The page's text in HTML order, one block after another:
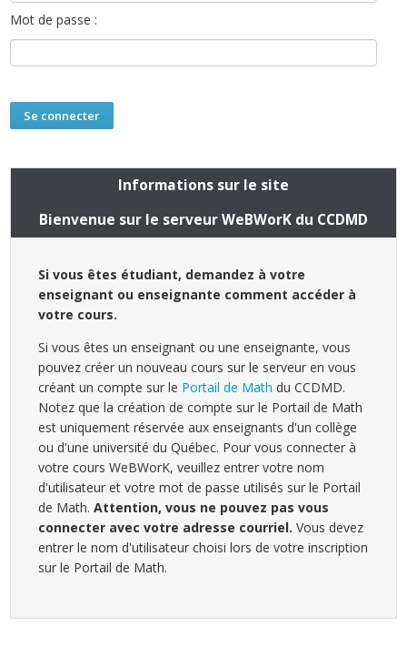
Mot de passe :
Informations sur le site
Bienvenue sur le serveur WeBWorK du CCDMD
Si vous êtes étudiant, demandez à votre
enseignant ou enseignante comment accéder à
votre cours.
Si vous êtes un enseignant ou une enseignante, vous
pouvez créer un nouveau cours sur le serveur en vous
créant un compte sur le Portail de Math du CCDMD.
Notez que la création de compte sur le Portail de Math
est uniquement réservée aux enseignants d'un collège
ou d'une université du Québec. Pour vous connecter à
votre cours WeBWorK, veuillez entrer votre nom
d'utilisateur et votre mot de passe utilisés sur le Portail
de Math.Attention, vous ne pouvez pas vous
connecter avec votre adresse courriel. Vous devez
entrer le nom d'utilisateur choisi lors de votre inscription
sur le Portail de Math.